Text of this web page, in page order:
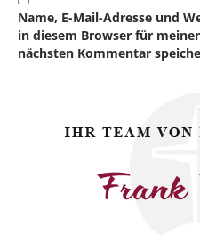
Name, E-Mail-Adresse und
in diesem Browser für
nächsten Kommentar